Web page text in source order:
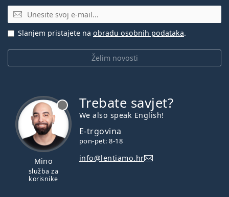
E-mail
Želim novosti
Slanjem pristajete na obradu osobnih podataka.
Mino
služba za
korisnike
Trebate savjet?
We also speak English!
E-trgovina
pon-pet: 8-18
info@lentiamo.hr